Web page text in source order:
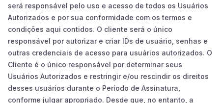
será responsável pelo uso e acesso de todos os Usuários
Autorizados e por sua conformidade com os termos e
condições aqui contidos. O cliente será o único
responsável por autorizar e criar IDs de usuário, senhas e
outras credenciais de acesso para usuários autorizados. O
Cliente é o único responsável por determinar seus
Usuários Autorizados e restringir e/ou rescindir os direitos
desses usuários durante o Período de Assinatura,
conforme julgar apropriado. Desde que, no entanto, a